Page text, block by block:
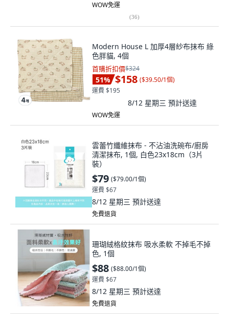
WOW免運
(36)
Modern House L 加厚4層紗布抹布 綠
色胖貓, 4個
首購折扣價$324
51% $158 ($39.50/1個)
運費 $195
8/12 星期三 預計送達
WOW免運
雲蕾竹纖維抹布 - 不沾油洗碗布/廚房
清潔抹布, 1個, 白色23x18cm（3片
裝）
$79 ($79.00/1個)
運費 $67
8/12 星期三 預計送達
免費退貨
珊瑚絨格紋抹布 吸水柔軟 不掉毛不掉
色, 1個
$88 ($88.00/1個)
運費 $67
8/12 星期三 預計送達
免費退貨